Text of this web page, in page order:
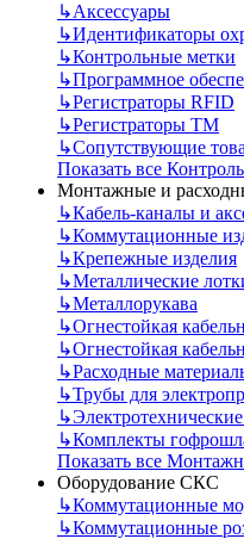
↳Аксессуары
↳Идентификаторы
↳Контрольные метки
↳Программное
↳Регистраторы RFID
↳Регистраторы ТМ
↳Сопутствующие
Показать все
Монтажные и
↳Кабель-каналы и
↳Коммутационные
↳Крепежные изделия
↳Металлические
↳Металлорукава
↳Огнестойкая
↳Огнестойкая
↳Расходные
↳Трубы для
↳
↳Комплекты
Показать все
Оборудование СКС
↳Коммутационные
↳Коммутационные